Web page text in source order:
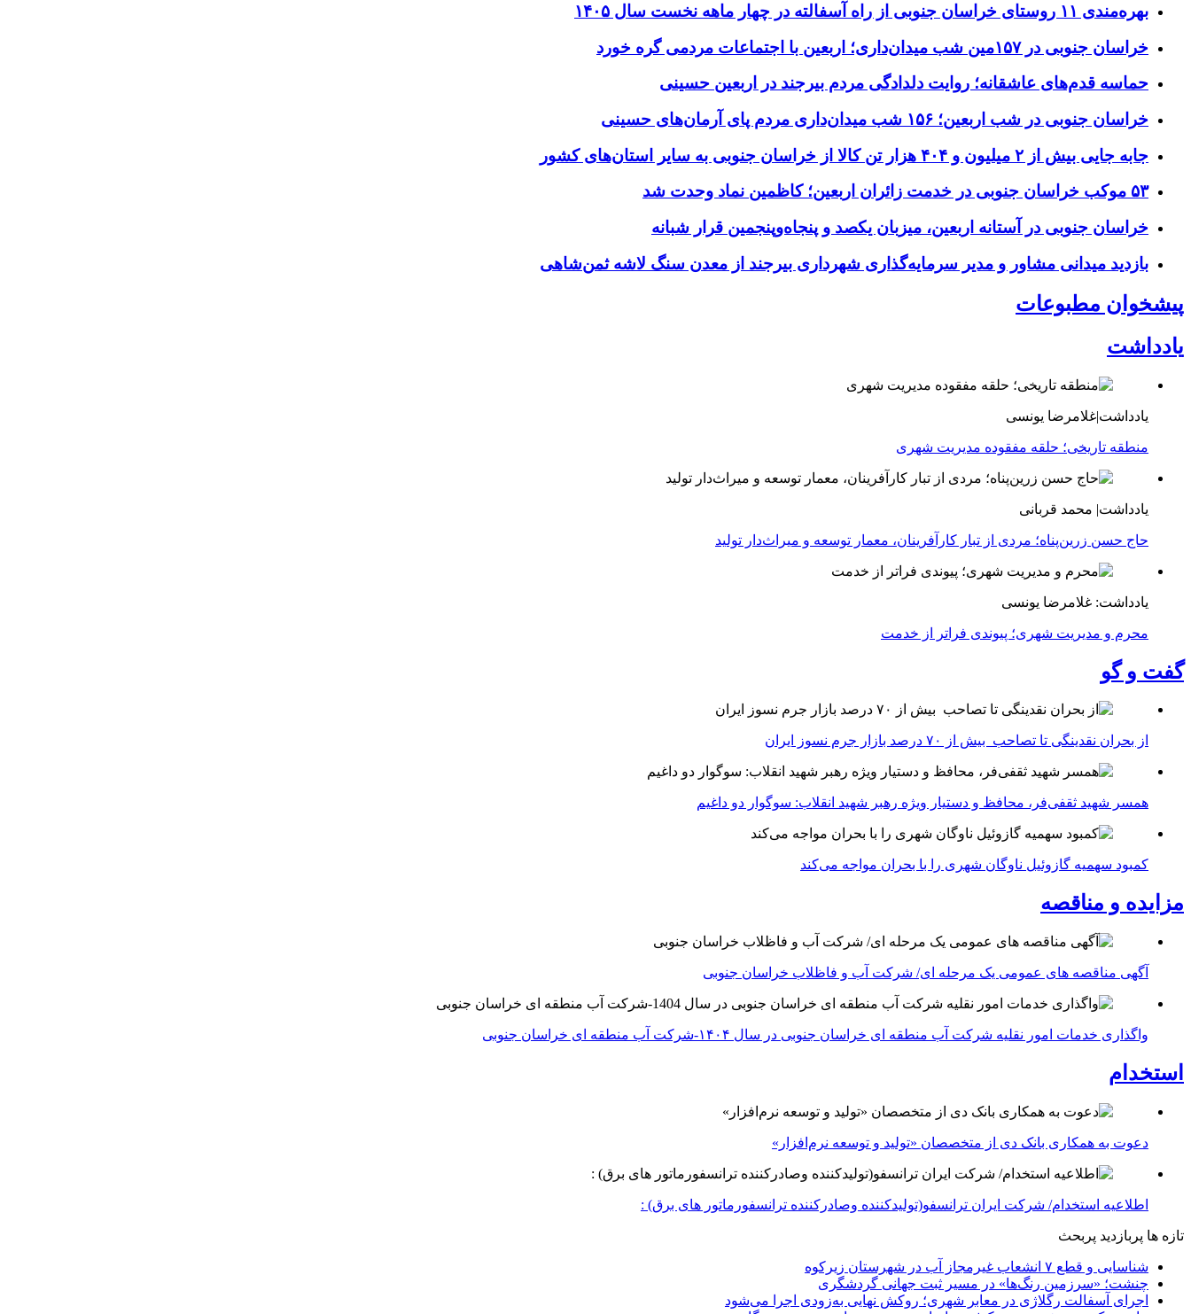
بهره‌مندی ۱۱ روستای خراسان جنوبی از راه آسفالته در چهار ماهه نخست سال ۱۴۰۵
خراسان جنوبی در ۱۵۷مین شب میدان‌داری؛ اربعین با اجتماعات مردمی گره خورد
حماسه قدم‌های عاشقانه؛ روایت دلدادگی مردم بیرجند در اربعین حسینی
خراسان جنوبی در شب اربعین؛ ۱۵۶ شب میدان‌داری مردم پای آرمان‌های حسینی
جابه جایی بیش از ۲ میلیون و ۴۰۴ هزار تن کالا از خراسان جنوبی به سایر استان‌های کشور
۵۳ موکب خراسان جنوبی در خدمت زائران اربعین؛ کاظمین نماد وحدت شد
خراسان جنوبی در آستانه اربعین، میزبان یکصد و پنجاه‌وپنجمین قرار شبانه
بازدید میدانی مشاور و مدیر سرمایه‌گذاری شهرداری بیرجند از معدن سنگ لاشه ثمن‌شاهی
پیشخوان مطبوعات
یادداشت
یادداشت|غلامرضا یونسی
منطقه تاریخی؛ حلقه مفقوده مدیریت شهری
یادداشت| محمد قربانی
حاج حسن زرین‌پناه؛ مردی از تبار کارآفرینان، معمار توسعه و میراث‌دار تولید
یادداشت: غلامرضا یونسی
محرم و مدیریت شهری؛ پیوندی فراتر از خدمت
گفت و گو
از بحران نقدینگی تا تصاحب بیش از ۷۰ درصد بازار جرم نسوز ایران
همسر شهید ثقفی‌فر، محافظ و دستیار ویژه رهبر شهید انقلاب: سوگوار دو داغیم
کمبود سهمیه گازوئیل ناوگان شهری را با بحران مواجه می‌کند
مزایده و مناقصه
آگهی مناقصه های عمومی یک مرحله ای/ شرکت آب و فاظلاب خراسان جنوبی
واگذاری خدمات امور نقلیه شرکت آب منطقه ای خراسان جنوبی در سال ۱۴۰۴-شرکت آب منطقه ای خراسان جنوبی
استخدام
دعوت به همکاری بانک دی از متخصصان «تولید و توسعه نرم‌افزار»
اطلاعیه استخدام/ شرکت ایران ترانسفو(تولیدکننده وصادرکننده ترانسفورماتور های برق) :
تازه ها پربازدید پربحث
شناسایی و قطع ۷ انشعاب غیرمجاز آب در شهرستان زیرکوه
چنشت؛ «سرزمین رنگ‌ها» در مسیر ثبت جهانی گردشگری
اجرای آسفالت رگلاژی در معابر شهری؛ روکش نهایی به‌زودی اجرا می‌شود